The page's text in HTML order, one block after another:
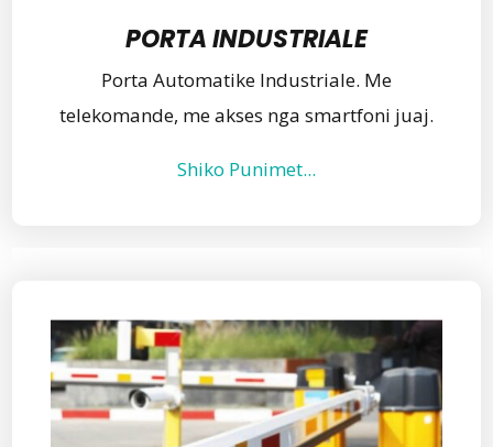
PORTA INDUSTRIALE
Porta Automatike Industriale. Me
telekomande, me akses nga smartfoni juaj.
Shiko Punimet...